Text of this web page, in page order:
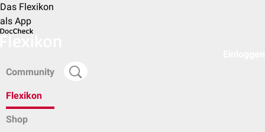
Das Flexikon
als App
Community
Flexikon
Shop